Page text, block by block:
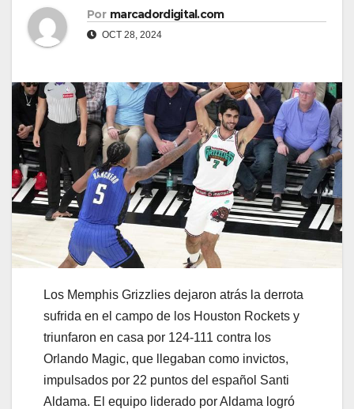
Por marcadordigital.com
OCT 28, 2024
Los Memphis Grizzlies dejaron atrás la derrota
sufrida en el campo de los Houston Rockets y
triunfaron en casa por 124-111 contra los
Orlando Magic, que llegaban como invictos,
impulsados por 22 puntos del español Santi
Aldama. El equipo liderado por Aldama logró